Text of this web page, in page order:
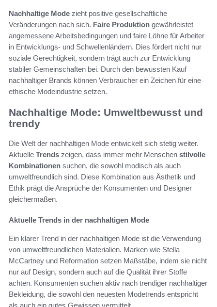
Nachhaltige Mode zieht positive gesellschaftliche
Veränderungen nach sich. Faire Produktion gewährleistet
angemessene Arbeitsbedingungen und faire Löhne für Arbeiter
in Entwicklungs- und Schwellenländern. Dies fördert nicht nur
soziale Gerechtigkeit, sondern trägt auch zur Entwicklung
stabiler Gemeinschaften bei. Durch den bewussten Kauf
nachhaltiger Brands können Verbraucher ein Zeichen für eine
ethische Modeindustrie setzen.
Nachhaltige Mode: Umweltbewusst und
trendy
Die Welt der nachhaltigen Mode entwickelt sich stetig weiter.
Aktuelle Trends zeigen, dass immer mehr Menschen stilvolle
Kombinationen suchen, die sowohl modisch als auch
umweltfreundlich sind. Diese Kombination aus Ästhetik und
Ethik prägt die Ansprüche der Konsumenten und Designer
gleichermaßen.
Aktuelle Trends in der nachhaltigen Mode
Ein klarer Trend in der nachhaltigen Mode ist die Verwendung
von umweltfreundlichen Materialien. Marken wie Stella
McCartney und Reformation setzen Maßstäbe, indem sie nicht
nur auf Design, sondern auch auf die Qualität ihrer Stoffe
achten. Konsumenten suchen aktiv nach trendiger nachhaltiger
Bekleidung, die sowohl den neuesten Modetrends entspricht
als auch ein gutes Gewissen vermittelt.